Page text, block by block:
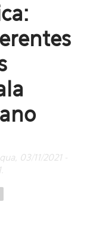
03/11/2021 -